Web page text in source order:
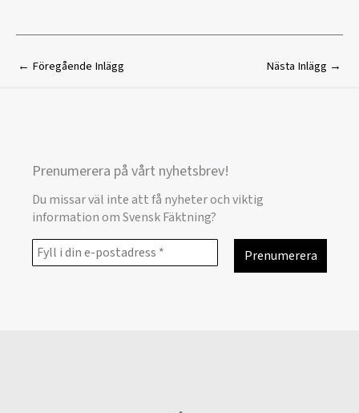
← Föregående Inlägg Nästa Inlägg →
Prenumerera på vårt nyhetsbrev!
Du missar väl inte att få nyheter och viktig
information om Svensk Fäktning?